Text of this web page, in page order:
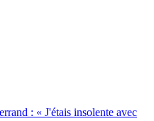
: « J'étais insolente avec